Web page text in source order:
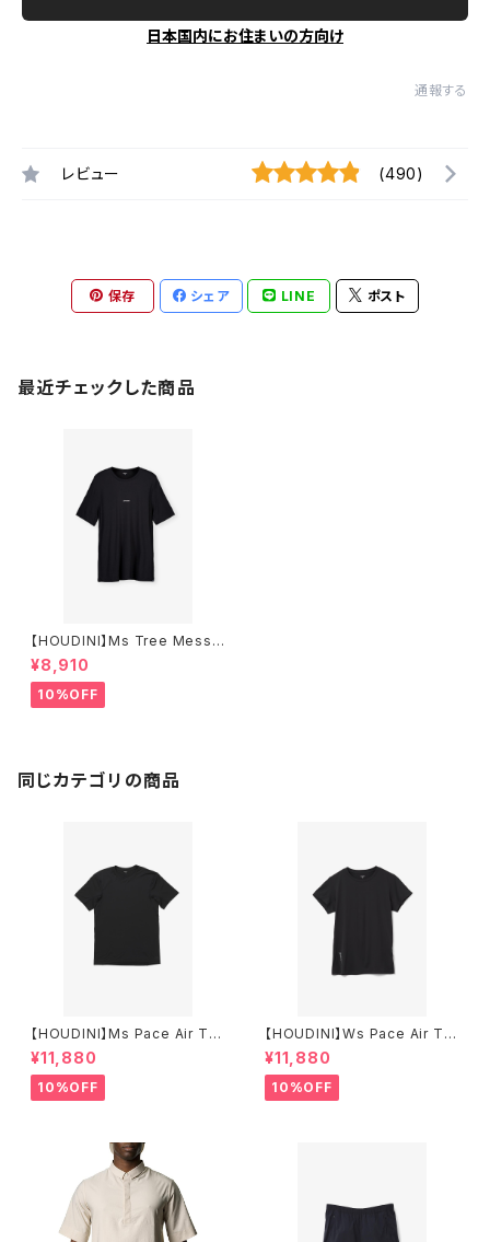
日本国内にお住まいの方向け
通報する
レビュー (490)
保存 シェア LINE ポスト
最近チェックした商品
【HOUDINI】Ms Tree Messa
ge Tee
¥8,910
10%OFF
同じカテゴリの商品
【HOUDINI】Ms Pace Air Te
e
¥11,880
10%OFF
【HOUDINI】Ws Pace Air Te
e
¥11,880
10%OFF